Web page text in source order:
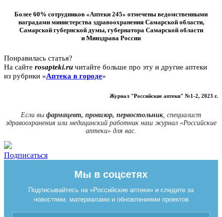
Более 60% сотрудников «Аптеки 245» отмечены ведомственными
наградами министерства здравоохранения Самарской области,
Самарской губернской думы, губернатора Самарской области
и Минздрава России
Понравилась статья?
На сайте rosapteki.ru читайте больше про эту и другие аптеки
из рубрики «Аптека в городе»
Журнал "Российские аптеки" №1-2, 2023 г.
Если вы фармацевт, провизор, первостольник, специалист
здравоохранения или медицинский работник наш журнал «Российские
аптеки» для вас.
Подписаться
Мы в соцсетях
Подписывайтесь на «Российские аптеки» и следите за
новостями, материалами и обновлениями проектов